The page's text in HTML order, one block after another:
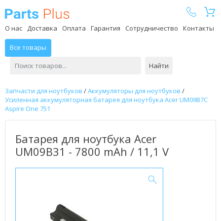
О нас Доставка Оплата Гарантия Сотрудничество Контакты
Все товары
Найти
Запчасти для ноутбуков /Аккумуляторы для ноутбуков /
Усиленная аккумуляторная батарея для ноутбука Acer UM09B7C
Aspire One 751
Батарея для ноутбука Acer
UM09B31 - 7800 mAh / 11,1 V